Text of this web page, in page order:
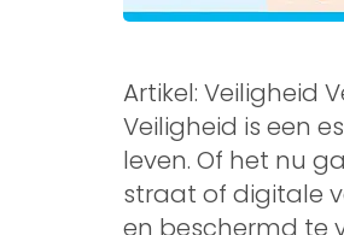
Artikel: Veiligheid
Veiligheid is een
leven. Of het nu
straat of digitale
en beschermd te